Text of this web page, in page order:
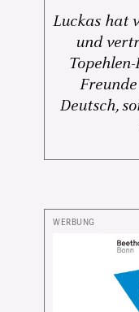
Luckas hat
und
Deutsch,